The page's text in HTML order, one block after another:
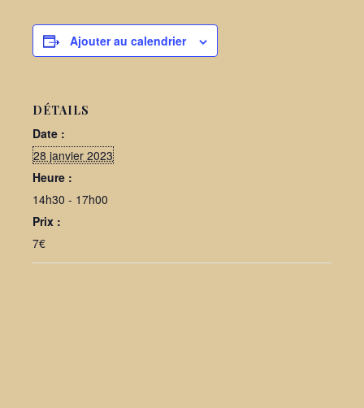
Ajouter au calendrier
DÉTAILS
Date :
28 janvier 2023
Heure :
14h30 - 17h00
Prix :
7€